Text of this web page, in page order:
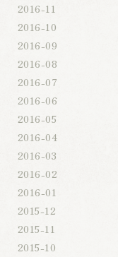
2016-11
2016-10
2016-09
2016-08
2016-07
2016-06
2016-05
2016-04
2016-03
2016-02
2016-01
2015-12
2015-11
2015-10